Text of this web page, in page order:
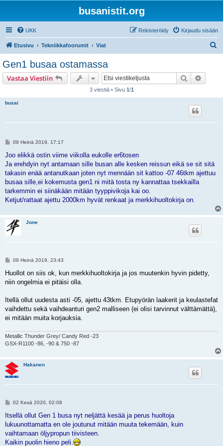
busanistit.org
UKK Kirjaudu sisään
Rekisteröidy
Etusivu Tekniikkafoorumit Viat
Gen1 busaa ostamassa
Vastaa Viestiin Etsi
3 viestiä • Sivu 1/1
busai
V
e
t
i
09 Heinä 2019, 17:17
Joo elikkä ostin viime viikolla eukolle er6tosen
Ja erehdyin nyt antamaan sille busan alle kesken reissun eikä se sit sitä
takasin enää antanutkaan joten nyt mennään sit kattoo -07 46tkm ajettuu
busaa sille,ei kokemusta gen1 ni mitä tosta ny kannattaa tsekkailla
tarkemmin ei siinäkään mitään tyyppivikoja kai oo.
Ketjut/rattaat ajettu 2000km hyvät renkaat ja merkkihuoltokirja on.
Jone
V
e
t
09 Heinä 2019, 23:43
Huollot on siis ok, kun merkkihuoltokirja ja jos muutenkin hyvin pidetty,
niin ongelmia ei pitäisi olla.
Itellä ollut uudesta asti -05, ajettu 43tkm. Etupyörän laakerit ja keulastefat
vaihdettu sekä vaihdeanturi gen2 malliseen (ei olisi tarvinnut välttämättä),
ei mitään muita korjauksia.
Metallic Thunder Grey/ Candy Red -23
GSX-R1100 -86, -90 & 750 -87
Hakanen
V
e
t
i
02 Kesä 2020, 02:06
Itsellä ollut Gen 1 busa nyt neljättä kesää ja perus huoltoja
lukuunottamatta en ole joutunut mitään muuta tekemään, kuin
vaihtamaan öljypropun tiivisteen.
Kaikin puolin hieno peli.